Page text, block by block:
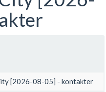
[2026-08-05] - kontakter